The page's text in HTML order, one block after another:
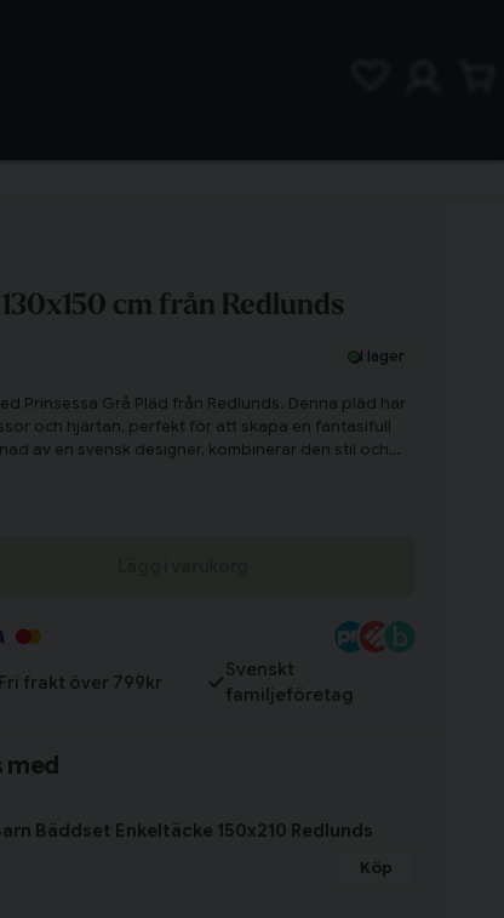
cm från Redlunds
I lager
Prinsessa Grå Pläd från Redlunds. Denna pläd har
och hjärtan, perfekt för att skapa en fantasifull
av en svensk designer, kombinerar den stil och
Fri frakt över 799kr
Svenskt
familjeföretag
med
Bäddset Enkeltäcke 150x210 Redlunds
Köp